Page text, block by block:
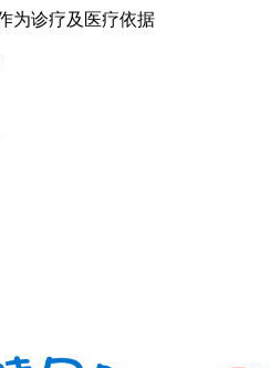
为诊疗及医疗依据